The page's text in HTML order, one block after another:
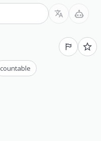
countable